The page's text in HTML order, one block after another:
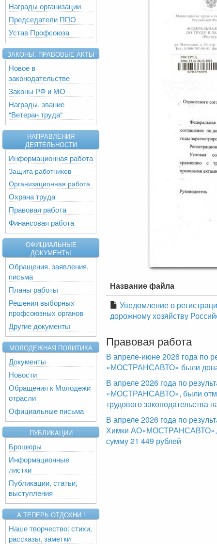
Награды организации
Председатели ППО
Устав Профсоюза
ЗАКОНЫ. ПРАВОВЫЕ АКТЫ
Новое в
законодательстве
Законы РФ и МО
Награды, звание
"Ветеран труда"
НАПРАВЛЕНИЯ
ДЕЯТЕЛЬНОСТИ
Информационная работа
Защита работников
Организационная работа
Охрана труда
Правовая работа
Финансовая работа
ОФИЦИАЛЬНЫЕ
ДОКУМЕНТЫ
Обращения, заявления,
письма
Планы работы
Решения выборных
профсоюзных органов
Другие документы
МОЛОДЕЖНАЯ ПОЛИТИКА
Документы
Новости
Обращения к Молодежи
отрасли
Официальные письма
ПУБЛИКАЦИИ
Брошюры
Информационные
листки
Публикации, статьи,
выступления
А ТЕПЕРЬ ОТДОХНИ !
Наше творчество: стихи,
рассказы, заметки
Название файла
Уведомление о
дорожному хозяйству
Правовая работа
В апреле-июне 2026 года по
«МОСТРАНСАВТО» были
В апреле 2026 года по
«МОСТРАНСАВТО», были
трудового
В апреле 2026 года по
Химки АО«МОСТРАНСАВТО»,
сумму 21 449 рублей